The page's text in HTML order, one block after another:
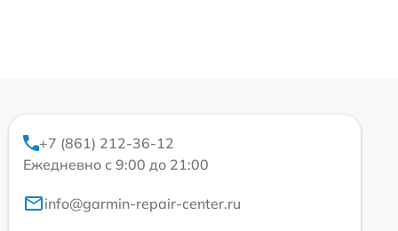
+7 (861) 212-36-12
Ежедневно с 9:00 до 21:00
info@garmin-repair-center.ru